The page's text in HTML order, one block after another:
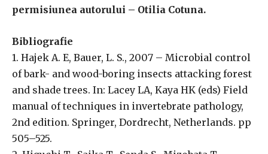
permisiunea autorului – Otilia Cotuna.
Bibliografie
1. Hajek A. E, Bauer, L. S., 2007 – Microbial control
of bark- and wood-boring insects attacking forest
and shade trees. In: Lacey LA, Kaya HK (eds) Field
manual of techniques in invertebrate pathology,
2nd edition. Springer, Dordrecht, Netherlands. pp
505–525.